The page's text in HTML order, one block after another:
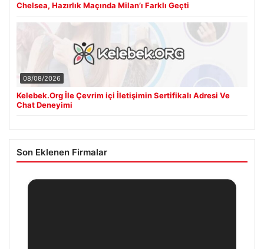
Chelsea, Hazırlık Maçında Milan’ı Farklı Geçti
08/08/2026
Kelebek.Org İle Çevrim içi İletişimin Sertifikalı Adresi Ve
Chat Deneyimi
Son Eklenen Firmalar